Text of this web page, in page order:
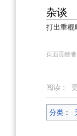
杂谈
打出重棍
页面贡献者
阅读：
分类 ：